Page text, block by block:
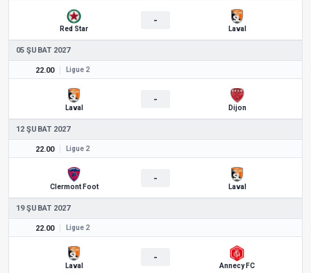
Red Star
-
Laval
05 ŞUBAT 2027
22.00 Ligue 2
Laval
-
Dijon
12 ŞUBAT 2027
22.00 Ligue 2
Clermont Foot
-
Laval
19 ŞUBAT 2027
22.00 Ligue 2
Laval
-
Annecy FC